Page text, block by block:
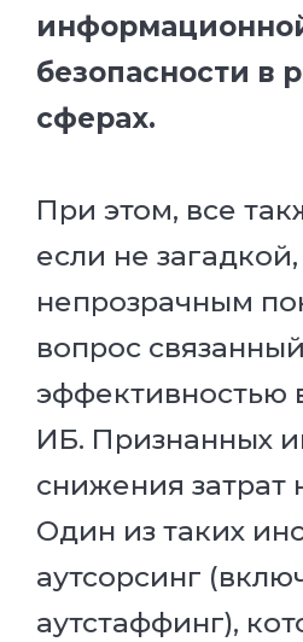
безопасности в
сферах.
При этом, все
если не
непрозрачным
вопрос
эффективностью
ИБ. Признанных
снижения затрат
Один из таких
аутсорсинг
аутстаффинг),